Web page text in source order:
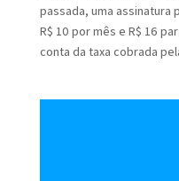
passada, uma assinatura
R$ 10 por mês e R$ 16
conta da taxa cobrada